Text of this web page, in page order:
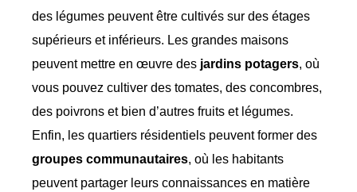
des légumes peuvent être cultivés sur des étages
supérieurs et inférieurs. Les grandes maisons
peuvent mettre en œuvre des jardins potagers, où
vous pouvez cultiver des tomates, des concombres,
des poivrons et bien d’autres fruits et légumes.
Enfin, les quartiers résidentiels peuvent former des
groupes communautaires, où les habitants
peuvent partager leurs connaissances en matière